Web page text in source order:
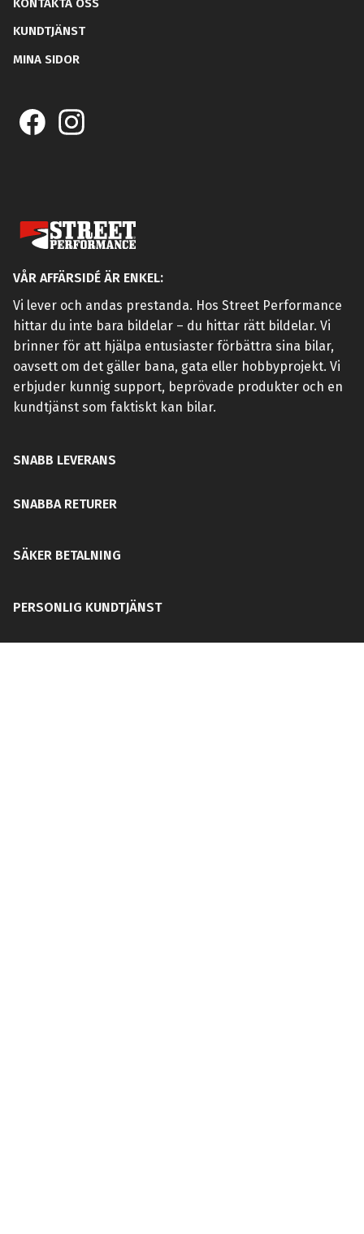
KUNDTJÄNST
MINA SIDOR
VÅR AFFÄRSIDÉ ÄR ENKEL:
Vi lever och andas prestanda. Hos Street Performance
hittar du inte bara bildelar – du hittar rätt bildelar. Vi
brinner för att hjälpa entusiaster förbättra sina bilar,
oavsett om det gäller bana, gata eller hobbyprojekt. Vi
erbjuder kunnig support, beprövade produkter och en
kundtjänst som faktiskt kan bilar.
SNABB LEVERANS
SNABBA RETURER
SÄKER BETALNING
PERSONLIG KUNDTJÄNST